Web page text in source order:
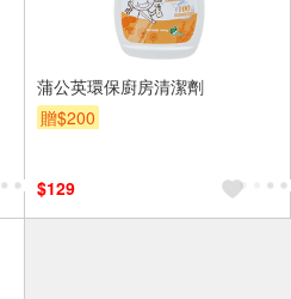
蒲公英環保廚房清潔劑
贈$200
$129